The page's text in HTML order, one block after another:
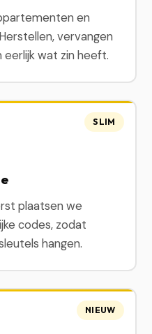
en
vervangen
eerlijk wat zin heeft.
plaatsen we
codes, zodat
hangen.
SLIM
NIEUW